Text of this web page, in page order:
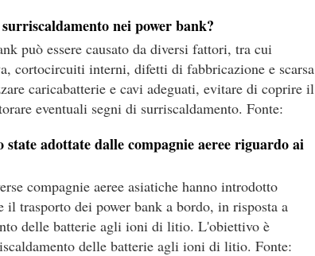
nei power bank?
può essere causato da diversi fattori, tra cui
cortocircuiti interni, difetti di fabbricazione e scarsa
caricabatterie e cavi adeguati, evitare di coprire il
eventuali segni di surriscaldamento. Fonte:
adottate dalle compagnie aeree riguardo ai
compagnie aeree asiatiche hanno introdotto
trasporto dei power bank a bordo, in risposta a
delle batterie agli ioni di litio. L'obiettivo è
delle batterie agli ioni di litio. Fonte: